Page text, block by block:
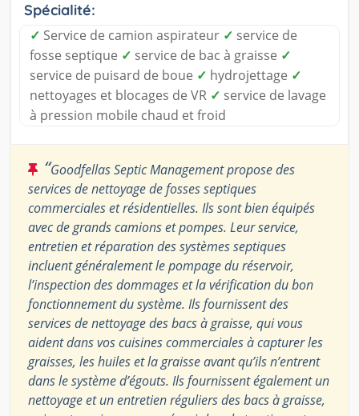
Spécialité:
✓ Service de camion aspirateur ✓ service de
fosse septique ✓ service de bac à graisse ✓
service de puisard de boue ✓ hydrojettage ✓
nettoyages et blocages de VR ✓ service de lavage
à pression mobile chaud et froid
“Goodfellas Septic Management propose des
services de nettoyage de fosses septiques
commerciales et résidentielles. Ils sont bien équipés
avec de grands camions et pompes. Leur service,
entretien et réparation des systèmes septiques
incluent généralement le pompage du réservoir,
l’inspection des dommages et la vérification du bon
fonctionnement du système. Ils fournissent des
services de nettoyage des bacs à graisse, qui vous
aident dans vos cuisines commerciales à capturer les
graisses, les huiles et la graisse avant qu’ils n’entrent
dans le système d’égouts. Ils fournissent également un
nettoyage et un entretien réguliers des bacs à graisse,